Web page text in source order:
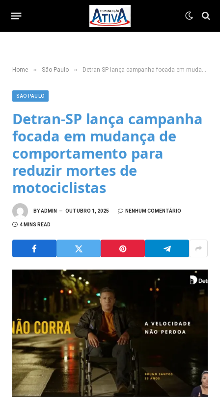
Home » São Paulo » Detran-SP lança campanha focada em mudança de comportamento para reduzir mortes de motociclistas
SÃO PAULO
Detran-SP lança campanha
focada em mudança de
comportamento para
reduzir mortes de
motociclistas
BYADMIN OUTUBRO 1, 2025 NENHUM COMENTÁRIO
4 MINS READ